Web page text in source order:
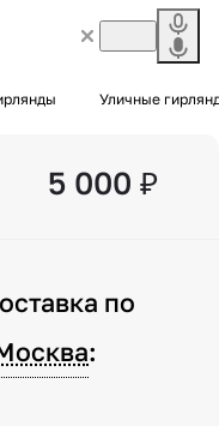
Уличные
5 000 ₽
по
: